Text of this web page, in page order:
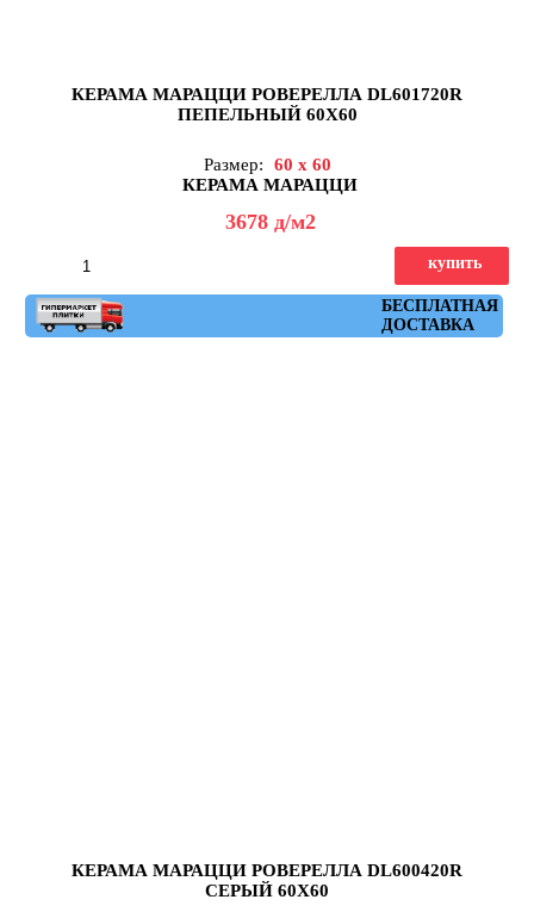
КЕРАМА МАРАЦЦИ РОВЕРЕЛЛА DL601720R
ПЕПЕЛЬНЫЙ 60X60
Размер:
60 x 60
КЕРАМА МАРАЦЦИ
3678 д/м2
БЕСПЛАТНАЯ
ДОСТАВКА
купить
КЕРАМА МАРАЦЦИ РОВЕРЕЛЛА DL600420R
СЕРЫЙ 60X60